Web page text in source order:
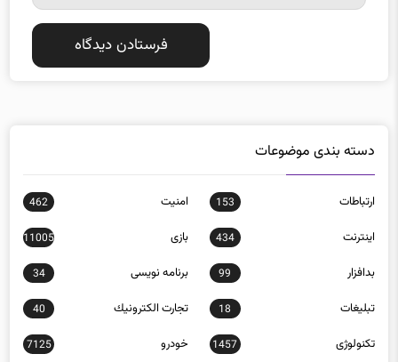
دسته بندی موضوعات
ارتباطات 153 امنيت 462
اينترنت 434 بازی 11005
بدافزار 99 برنامه نويسی 34
تبلیغات 18 تجارت الكترونيك 40
تکنولوژی 1457 خودرو 7125